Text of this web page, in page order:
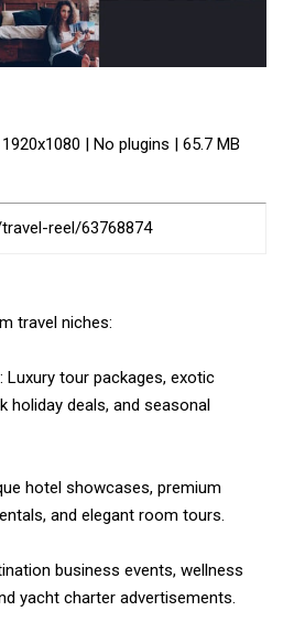
| No plugins | 65.7 MB
reel/63768874
travel niches:
Luxury tour packages, exotic
holiday deals, and seasonal
hotel showcases, premium
and elegant room tours.
business events, wellness
yacht charter advertisements.